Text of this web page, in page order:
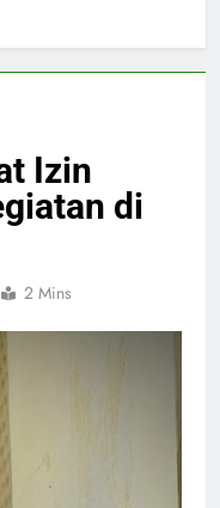
Izin
di
2 Mins